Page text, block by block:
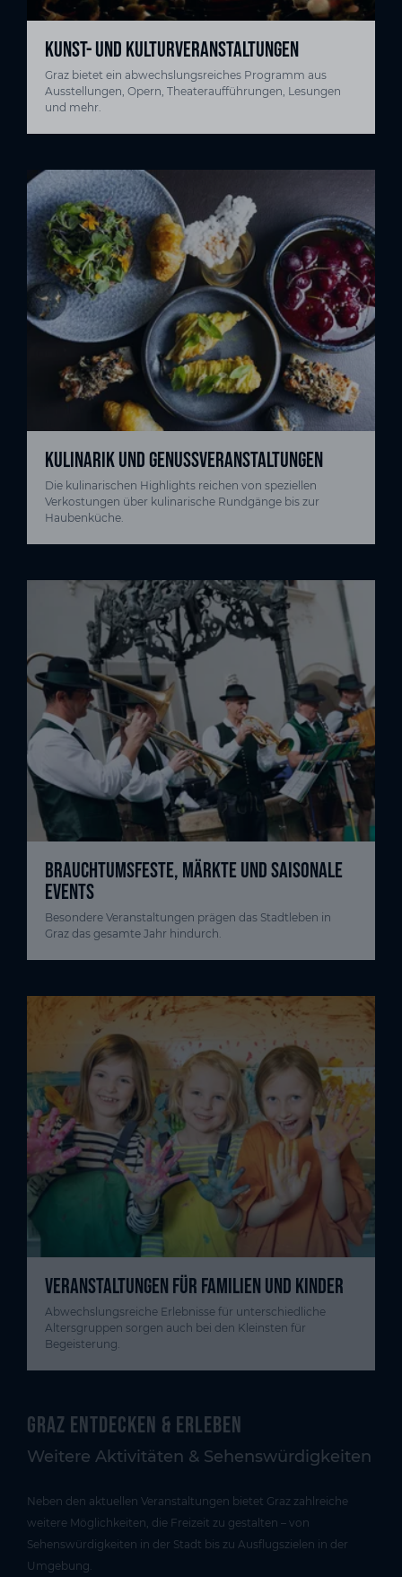
KUNST- UND KULTURVERANSTALTUNGEN
Graz bietet ein abwechslungsreiches Programm aus
Ausstellungen, Opern, Theateraufführungen, Lesungen
und mehr.
KULINARIK UND GENUSSVERANSTALTUNGEN
Die kulinarischen Highlights reichen von speziellen
Verkostungen über kulinarische Rundgänge bis zur
Haubenküche.
BRAUCHTUMSFESTE, MÄRKTE UND SAISONALE
EVENTS
Besondere Veranstaltungen prägen das Stadtleben in
Graz das gesamte Jahr hindurch.
VERANSTALTUNGEN FÜR FAMILIEN UND KINDER
Abwechslungsreiche Erlebnisse für unterschiedliche
Altersgruppen sorgen auch bei den Kleinsten für
Begeisterung.
Graz entdecken & erleben
Weitere Aktivitäten & Sehenswürdigkeiten
Neben den aktuellen Veranstaltungen bietet Graz zahlreiche
weitere Möglichkeiten, die Freizeit zu gestalten – von
Sehenswürdigkeiten in der Stadt bis zu Ausflugszielen in der
Umgebung.